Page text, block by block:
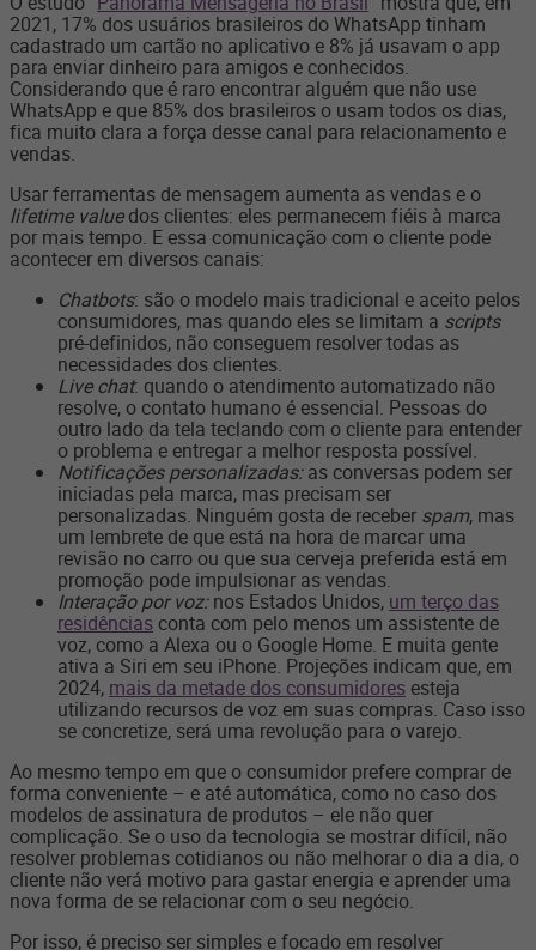
2021, 17% dos usuários brasileiros do WhatsApp tinham
cadastrado um cartão no aplicativo e 8% já usavam o app
para enviar dinheiro para amigos e conhecidos.
Considerando que é raro encontrar alguém que não use
WhatsApp e que 85% dos brasileiros o usam todos os dias,
fica muito clara a força desse canal para relacionamento e
vendas.
Usar ferramentas de mensagem aumenta as vendas e o
lifetime valuedos clientes: eles permanecem fiéis à marca
por mais tempo. E essa comunicação com o cliente pode
acontecer em diversos canais:
Chatbots: são o modelo mais tradicional e aceito pelos
consumidores, mas quando eles se limitam a scripts
pré-definidos, não conseguem resolver todas as
necessidades dos clientes.
Live chat: quando o atendimento automatizado não
resolve, o contato humano é essencial. Pessoas do
outro lado da tela teclando com o cliente para entender
o problema e entregar a melhor resposta possível.
Notificações personalizadas:as conversas podem ser
iniciadas pela marca, mas precisam ser
personalizadas. Ninguém gosta de receber spam, mas
um lembrete de que está na hora de marcar uma
revisão no carro ou que sua cerveja preferida está em
promoção pode impulsionar as vendas.
Interação por voz:nos Estados Unidos, um terço das
residências conta com pelo menos um assistente de
voz, como a Alexa ou o Google Home. E muita gente
ativa a Siri em seu iPhone. Projeções indicam que, em
2024, mais da metade dos consumidores esteja
utilizando recursos de voz em suas compras. Caso isso
se concretize, será uma revolução para o varejo.
Ao mesmo tempo em que o consumidor prefere comprar de
forma conveniente – e até automática, como no caso dos
modelos de assinatura de produtos – ele não quer
complicação. Se o uso da tecnologia se mostrar difícil, não
resolver problemas cotidianos ou não melhorar o dia a dia, o
cliente não verá motivo para gastar energia e aprender uma
nova forma de se relacionar com o seu negócio.
Por isso, é preciso ser simples e focado em resolver